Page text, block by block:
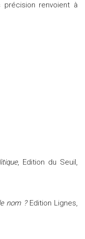
renvoient à
, Edition du Seuil,
nom ?Edition Lignes,